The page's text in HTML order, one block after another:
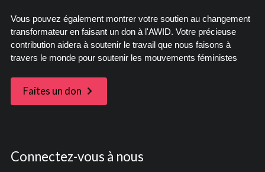
Vous pouvez également montrer votre soutien au changement
transformateur en faisant un don à l'AWID. Votre précieuse
contribution aidera à soutenir le travail que nous faisons à
travers le monde pour soutenir les mouvements féministes
Faites un don
Connectez-vous à nous